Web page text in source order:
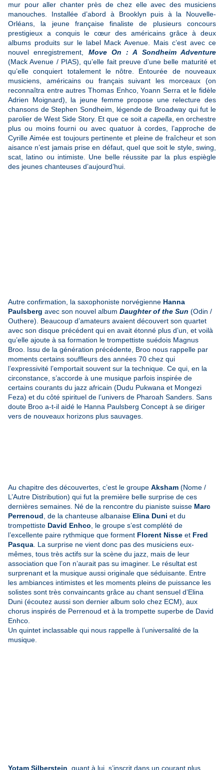
mur pour aller chanter près de chez elle avec des musiciens
manouches. Installée d’abord à Brooklyn puis à la Nouvelle-
Orléans, la jeune française finaliste de plusieurs concours
prestigieux a conquis le cœur des américains grâce à deux
albums produits sur le label Mack Avenue. Mais c’est avec ce
nouvel enregistrement, Move On : A Sondheim Adventure
(Mack Avenue / PIAS), qu’elle fait preuve d’une belle maturité et
qu’elle conquiert totalement le nôtre. Entourée de nouveaux
musiciens, américains ou français suivant les morceaux (on
reconnaîtra entre autres Thomas Enhco, Yoann Serra et le fidèle
Adrien Moignard), la jeune femme propose une relecture des
chansons de Stephen Sondheim, légende de Broadway qui fut le
parolier de West Side Story. Et que ce soit a capella , en orchestre
plus ou moins fourni ou avec quatuor à cordes, l’approche de
Cyrille Aimée est toujours pertinente et pleine de fraîcheur et son
aisance n’est jamais prise en défaut, quel que soit le style, swing,
scat, latino ou intimiste. Une belle réussite par la plus espiègle
des jeunes chanteuses d’aujourd’hui.
Autre confirmation, la saxophoniste norvégienne Hanna
Paulsberg avec son nouvel album Daughter of the Sun (Odin /
Outhere). Beaucoup d’amateurs avaient découvert son quartet
avec son disque précédent qui en avait étonné plus d’un, et voilà
qu’elle ajoute à sa formation le trompettiste suédois Magnus
Broo. Issu de la génération précédente, Broo nous rappelle par
moments certains souffleurs des années 70 chez qui
l’expressivité l’emportait souvent sur la technique. Ce qui, en la
circonstance, s’accorde à une musique parfois inspirée de
certains courants du jazz africain (Dudu Pukwana et Mongezi
Feza) et du côté spirituel de l’univers de Pharoah Sanders. Sans
doute Broo a-t-il aidé le Hanna Paulsberg Concept à se diriger
vers de nouveaux horizons plus sauvages.
Au chapitre des découvertes, c’est le groupe Aksham (Nome /
L’Autre Distribution) qui fut la première belle surprise de ces
dernières semaines. Né de la rencontre du pianiste suisse Marc
Perrenoud , de la chanteuse albanaise Elina Duni et du
trompettiste David Enhco , le groupe s’est complété de
l’excellente paire rythmique que forment Florent Nisse et Fred
Pasqua . La surprise ne vient donc pas des musiciens eux-
mêmes, tous très actifs sur la scène du jazz, mais de leur
association que l’on n’aurait pas su imaginer. Le résultat est
surprenant et la musique aussi originale que séduisante. Entre
les ambiances intimistes et les moments pleins de puissance les
solistes sont très convaincants grâce au chant sensuel d’Elina
Duni (écoutez aussi son dernier album solo chez ECM), aux
chorus inspirés de Perrenoud et à la trompette superbe de David
Enhco.
Un quintet inclassable qui nous rappelle à l’universalité de la
musique.
Yotam Silberstein , quant à lui, s’inscrit dans un courant plus